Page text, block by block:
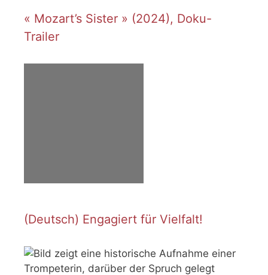
« Mozart’s Sister » (2024), Doku-
Trailer
(Deutsch) Engagiert für Vielfalt!